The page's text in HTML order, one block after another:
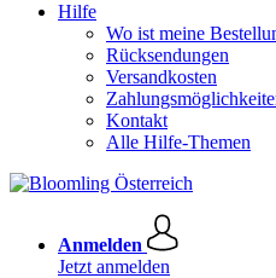
Hilfe
Wo ist meine
Rücksendungen
Versandkosten
Kontakt
Alle Hilfe-Themen
Anmelden
Jetzt anmelden